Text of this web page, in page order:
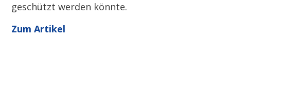
geschützt werden könnte.
Zum Artikel